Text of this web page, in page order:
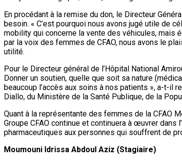
En procédant à la remise du don, le Directeur
besoin. « C’est pourquoi nous avons jugé utile de
mobility qui concerne la vente des véhicules, mais
par la voix des femmes de CFAO, nous avons le
utilité.
Pour le Directeur général de l’Hôpital National
Donner un soutien, quelle que soit sa nature
beaucoup l’accès aux soins à nos patients », a-t-il
Diallo, du Ministère de la Santé Publique, de la
Quant à la représentante des femmes de la CFAO
Groupe CFAO continue et continuera à œuvrer
pharmaceutiques aux personnes qui souffrent de
Moumouni Idrissa Abdoul Aziz (Stagiaire)